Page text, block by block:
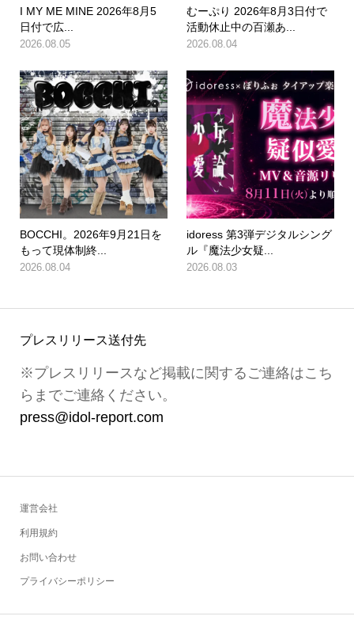
I MY ME MINE 2026年8月5
日付で広...
2026.08.05
むーぷり 2026年8月3日付で
活動休止中の百瀬あ...
2026.08.04
BOCCHI。2026年9月21日を
もって現体制終...
2026.08.04
idoress 第3弾デジタルシング
ル『魔法少女疑...
2026.08.03
プレスリリース送付先
※プレスリリースなど掲載に関するご連絡はこち
らまでご連絡ください。
press@idol-report.com
運営会社
利用規約
お問い合わせ
プライバシーポリシー